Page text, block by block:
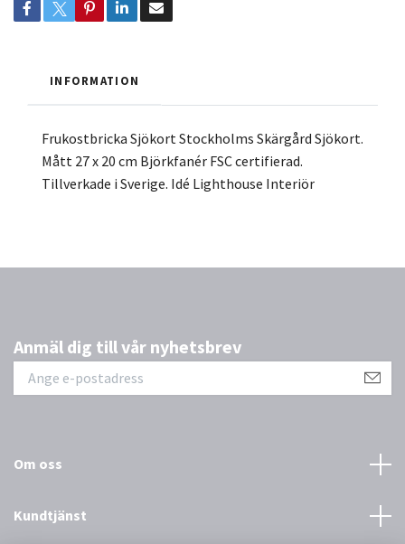
INFORMATION
Frukostbricka Sjökort Stockholms Skärgård Sjökort.
Mått 27 x 20 cm Björkfanér FSC certifierad.
Tillverkade i Sverige. Idé Lighthouse Interiör
Anmäl dig till vår nyhetsbrev
Om oss
Kundtjänst